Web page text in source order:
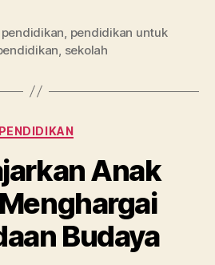
pendidikan pendidikan untuk
sekolah
Categories
PENDIDIKAN
Anak
Budaya